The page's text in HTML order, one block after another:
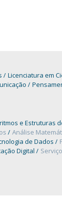
Academy
Licenciatura em
e Estruturas
Análise
de Dados
Digital